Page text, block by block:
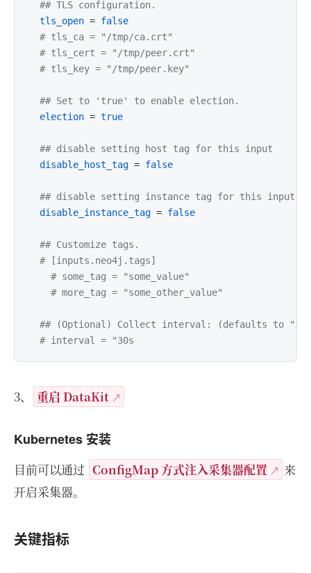
## TLS configuration.
tls_open = false
# tls_ca = "/tmp/ca.crt"
# tls_cert = "/tmp/peer.crt"
# tls_key = "/tmp/peer.key"
## Set to 'true' to enable election.
election = true
## disable setting host tag for this input
disable_host_tag = false
## disable setting instance tag for this input
disable_instance_tag = false
## Customize tags.
# [inputs.neo4j.tags]
# some_tag = "some_value"
# more_tag = "some_other_value"
## (Optional) Collect interval: (defaults to
# interval = "30s
3、 重启 DataKit
Kubernetes 安装
目前可以通过 ConfigMap 方式注入采集器配置
来
开启采集器。
关键指标